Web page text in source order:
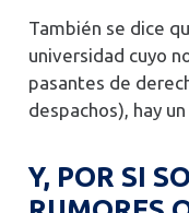
También se dice
universidad cuyo
pasantes de
despachos), hay
Y, POR SI